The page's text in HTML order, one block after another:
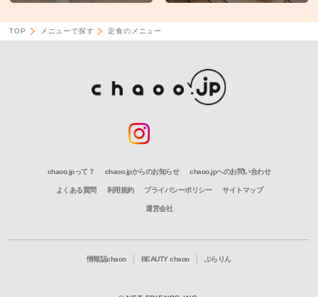
TOP メニューで探す 定食のメニュー
chaoo.jpって？ chaoo.jpからのお知らせ chaoo.jpへのお問い合わせ
よくある質問 利用規約 プライバシーポリシー サイトマップ
運営会社
情報誌chaoo BEAUTY chaoo ぶらりん